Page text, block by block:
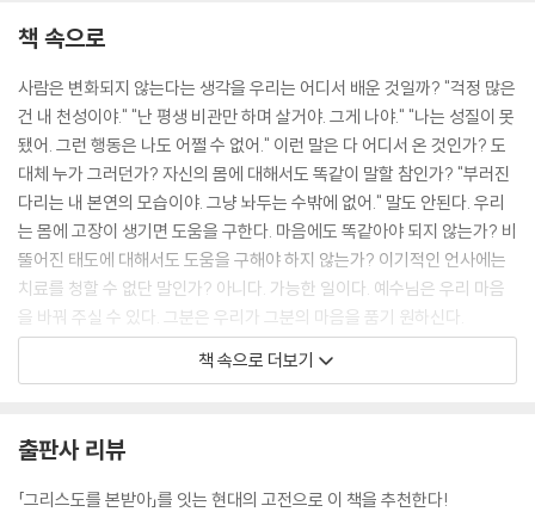
책 속으로
사람은 변화되지 않는다는 생각을 우리는 어디서 배운 것일까? "걱정 많은
건 내 천성이야." "난 평생 비관만 하며 살거야. 그게 나야." "나는 성질이 못
됐어. 그런 행동은 나도 어쩔 수 없어." 이런 말은 다 어디서 온 것인가? 도
대체 누가 그러던가? 자신의 몸에 대해서도 똑같이 말할 참인가? "부러진
다리는 내 본연의 모습이야. 그냥 놔두는 수밖에 없어." 말도 안된다. 우리
는 몸에 고장이 생기면 도움을 구한다. 마음에도 똑같아야 되지 않는가? 비
뚤어진 태도에 대해서도 도움을 구해야 하지 않는가? 이기적인 언사에는
치료를 청할 수 없단 말인가? 아니다. 가능한 일이다. 예수님은 우리 마음
을 바꿔 주실 수 있다. 그분은 우리가 그분의 마음을 품기 원하신다.
--- 「1. 예수님의 마음」 중에서
으로 하는가? 그렇지 않을 것이다.
휴가라면 그런 식으로 안할 것이다. "짐 꾸리랴 왔다갔다 하랴 휴가도 귀찮
책 속으로 더보기
출판사 리뷰
「그리스도를 본받아」를 잇는 현대의 고전으로 이 책을 추천한다!